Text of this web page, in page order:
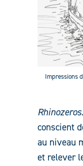
Impressions
conscient
au niveau
et relever